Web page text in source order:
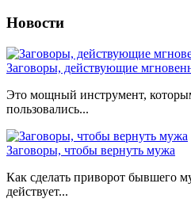
Новости
Заговоры, действующие
Это мощный инструмент,
пользовались...
Заговоры, чтобы вернуть мужа
Как сделать приворот бывшего
действует...